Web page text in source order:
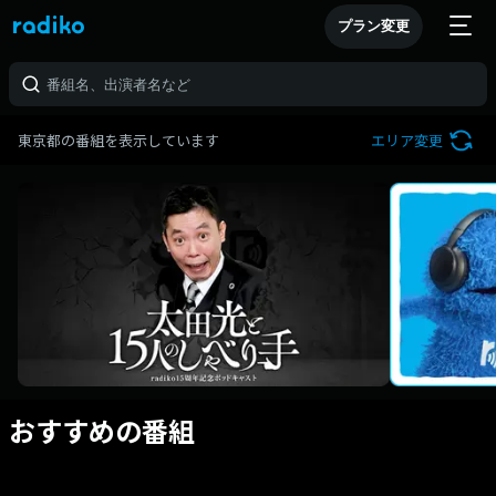
プラン変更
東京都の番組を表示しています エリア変更
おすすめの番組